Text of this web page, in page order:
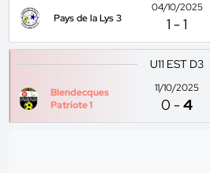
Pays de la Lys 3
04/10/2025
1 -1
U11 EST D3
Blendecques
Patriote 1
11/10/2025
0 -4